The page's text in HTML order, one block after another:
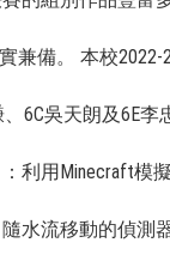
兼備。 本校2022-
6C吳天朗及6E李
：利用Minecraft模
水流移動的偵測